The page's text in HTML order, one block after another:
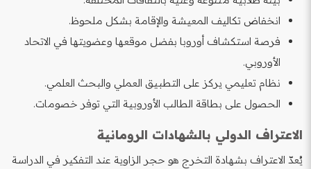
انخفاض تكاليف المعيشة والإقامة بشكل ملحوظ.
فرصة استكشاف أوروبا بفضل موقعها وعضويتها في الاتحاد
الأوروبي.
نظام تعليمي يركز على التطبيق العملي والبحث العلمي.
الحصول على بطاقة الطالب الأوروبية التي توفر خصومات.
الاعتراف الدولي بالشهادات الرومانية
يُعدّ الاعتراف بشهادة التخرج هو حجر الزاوية عند التفكير في الدراسة